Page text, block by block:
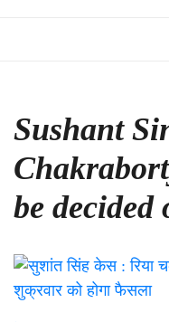
Sushant
be